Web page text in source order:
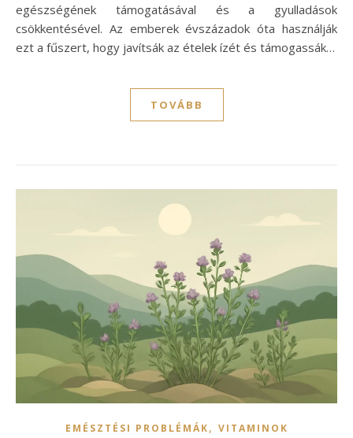
egészségének támogatásával és a gyulladások
csökkentésével. Az emberek évszázadok óta használják
ezt a fűszert, hogy javítsák az ételek ízét és támogassák…
TOVÁBB
EMÉSZTÉSI PROBLÉMÁK, VITAMINOK